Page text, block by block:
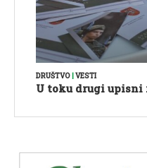
DRUŠTVO|VESTI
U toku drugi upisni